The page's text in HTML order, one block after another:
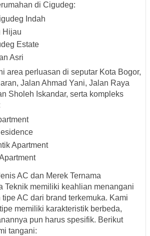
di Cigudeg:
Indah
Hijau
Estate
Asri
area perluasan di seputar Kota Bogor,
Jalan Ahmad Yani, Jalan Raya
Sholeh Iskandar, serta kompleks
Apartment
AC dan Merek Ternama
Teknik memiliki keahlian menangani
tipe AC dari brand terkemuka. Kami
memiliki karakteristik berbeda,
pun harus spesifik. Berikut
tangani: